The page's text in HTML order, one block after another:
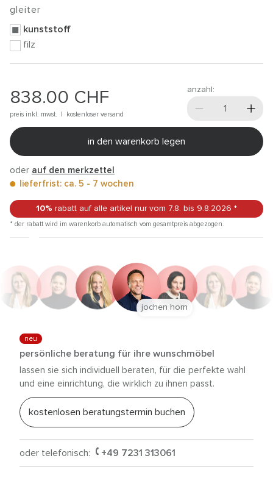
gleiter
kunststoff
filz
838.00 CHF
preis inkl. mwst. | kostenloser versand
anzahl:
in den warenkorb legen
oder auf den merkzettel
lieferfrist: ca. 5 - 7 wochen
10% rabatt auf alle artikel nur vom 7.8. bis 9.8.2026 *
* der rabatt wird im warenkorb automatisch vom gesamtpreis abgezogen.
neu
persönliche beratung für ihre wunschmöbel
lassen sie sich individuell beraten, für die perfekte wahl
und eine einrichtung, die wirklich zu ihnen passt.
kostenlosen beratungstermin buchen
oder telefonisch: +49 7231 313061
jochen horn